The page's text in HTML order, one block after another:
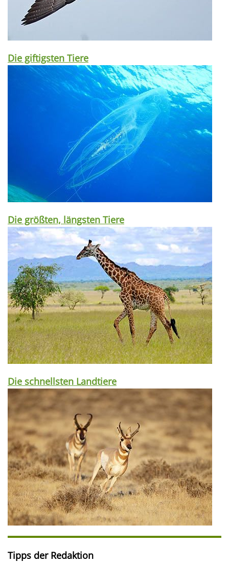
Die giftigsten Tiere
Die größten, längsten Tiere
Die schnellsten Landtiere
Tipps der Redaktion